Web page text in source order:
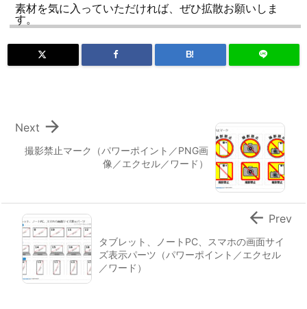
素材を気に入っていただければ、ぜひ拡散お願いしま
す。
B!
撮影禁止マーク（パワーポイント／PNG画
像／エクセル／ワード）

Next
タブレット、ノートPC、スマホの画面サイ
ズ表示パーツ（パワーポイント／エクセル
／ワード）
 Prev